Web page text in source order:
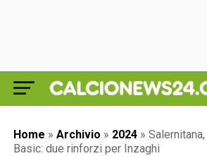
Home » Archivio » 2024 »
Basic: due rinforzi per Inzaghi